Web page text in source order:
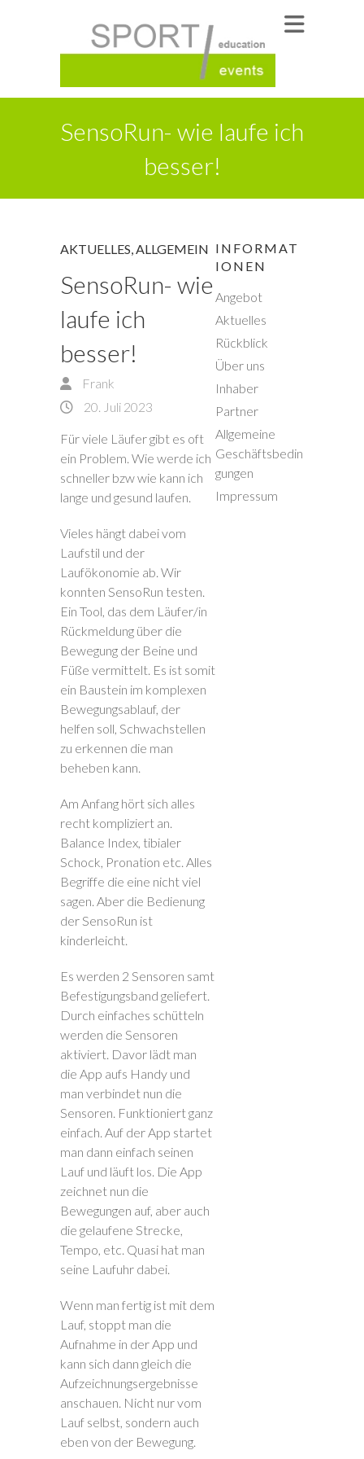
SensoRun- wie laufe ich
besser!
AKTUELLES,ALLGEMEIN
SensoRun- wie
laufe ich
besser!
Frank
20. Juli 2023
Für viele Läufer gibt es oft
ein Problem. Wie werde ich
schneller bzw wie kann ich
lange und gesund laufen.
Vieles hängt dabei vom
Laufstil und der
Laufökonomie ab. Wir
konnten SensoRun testen.
Ein Tool, das dem Läufer/in
Rückmeldung über die
Bewegung der Beine und
Füße vermittelt. Es ist somit
ein Baustein im komplexen
Bewegungsablauf, der
helfen soll, Schwachstellen
zu erkennen die man
beheben kann.
Am Anfang hört sich alles
recht kompliziert an.
Balance Index, tibialer
Schock, Pronation etc. Alles
Begriffe die eine nicht viel
sagen. Aber die Bedienung
der SensoRun ist
kinderleicht.
Es werden 2 Sensoren samt
Befestigungsband geliefert.
Durch einfaches schütteln
werden die Sensoren
aktiviert. Davor lädt man
die App aufs Handy und
man verbindet nun die
Sensoren. Funktioniert ganz
einfach. Auf der App startet
man dann einfach seinen
Lauf und läuft los. Die App
zeichnet nun die
Bewegungen auf, aber auch
die gelaufene Strecke,
Tempo, etc. Quasi hat man
seine Laufuhr dabei.
Wenn man fertig ist mit dem
Lauf, stoppt man die
Aufnahme in der App und
kann sich dann gleich die
Aufzeichnungsergebnisse
anschauen. Nicht nur vom
Lauf selbst, sondern auch
eben von der Bewegung.
INFORMAT
IONEN
Angebot
Aktuelles
Rückblick
Über uns
Inhaber
Partner
Allgemeine
Geschäftsbedin
gungen
Impressum